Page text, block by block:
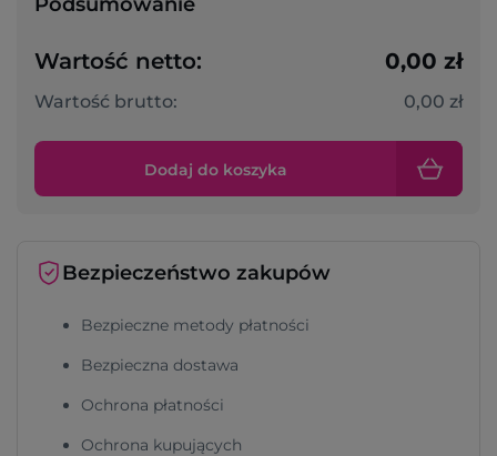
Wartość netto: 0,00 zł
Wartość brutto: 0,00 zł
Dodaj do koszyka
Bezpieczeństwo zakupów
Bezpieczne metody płatności
Bezpieczna dostawa
Ochrona płatności
Ochrona kupujących